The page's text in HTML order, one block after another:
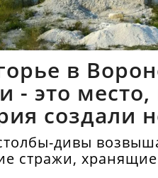
в
- это
создали
дивы
стражи,